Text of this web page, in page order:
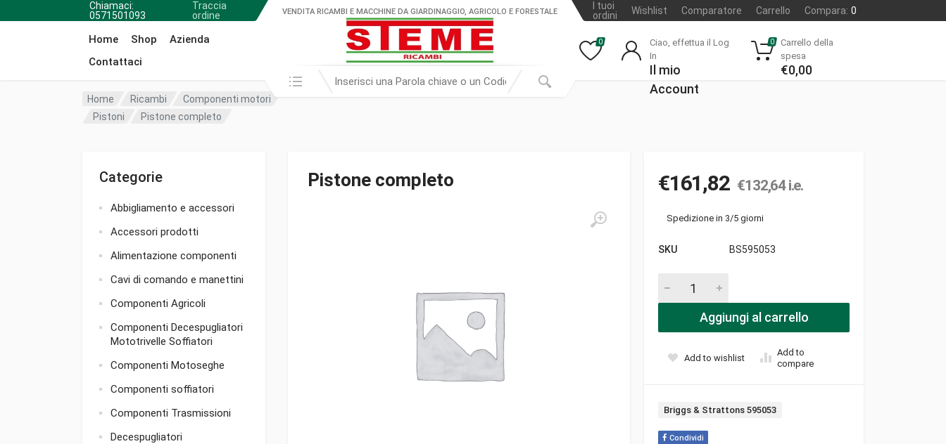
Chiamaci:
0571501093
Traccia
ordine
I tuoi
ordini
Wishlist Comparatore Carrello Compara: 0
Home Shop
Azienda
Contattaci
VENDITA RICAMBI E MACCHINE DA GIARDINAGGIO, AGRICOLO E FORESTALE
Cerca in:
0
Ciao, effettua il Log
In
Il mio
Account
0
Carrello della
spesa
€0,00
Home Ricambi
Componenti motori
Pistoni
Pistone completo
Categorie
Abbigliamento e accessori
Accessori prodotti
Alimentazione componenti
Cavi di comando e manettini
Componenti Agricoli
Componenti Decespugliatori
Mototrivelle Soffiatori
Componenti Motoseghe
Componenti soffiatori
Componenti Trasmissioni
Decespugliatori
Pistone completo €161,82 €132,64i.e.
Spedizione in 3/5 giorni
SKU BS595053
Aggiungi al carrello
Add to wishlist
Add to
compare
Tag:
Briggs & Strattons 595053
Condividi